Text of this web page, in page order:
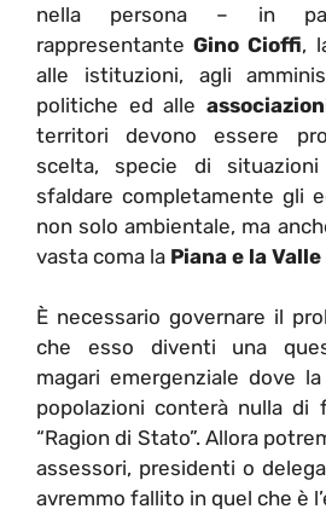
nella persona – in
rappresentanteGino Cioffi,
alle istituzioni, agli
politiche ed alle
territori devono essere
scelta, specie di
sfaldare completamente gli
non solo ambientale, ma
vasta coma la Piana e la
È necessario governare il
che esso diventi una
magari emergenziale dove
popolazioni conterà nulla di
“Ragion di Stato”. Allora
assessori, presidenti o
avremmo fallito in quel che è